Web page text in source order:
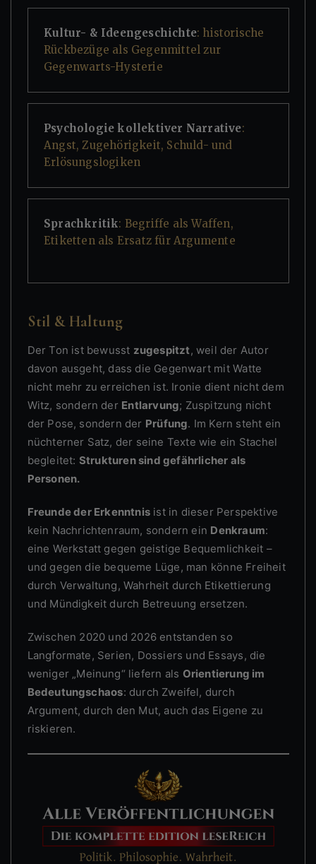
Kultur- & Ideengeschichte: historische
Rückbezüge als Gegenmittel zur
Gegenwarts-Hysterie
Psychologie kollektiver Narrative:
Angst, Zugehörigkeit, Schuld- und
Erlösungslogiken
Sprachkritik: Begriffe als Waffen,
Etiketten als Ersatz für Argumente
Stil & Haltung
Der Ton ist bewusst zugespitzt, weil der Autor
davon ausgeht, dass die Gegenwart mit Watte
nicht mehr zu erreichen ist. Ironie dient nicht dem
Witz, sondern der Entlarvung; Zuspitzung nicht
der Pose, sondern der Prüfung. Im Kern steht ein
nüchterner Satz, der seine Texte wie ein Stachel
begleitet: Strukturen sind gefährlicher als
Personen.
Freunde der Erkenntnisist in dieser Perspektive
kein Nachrichtenraum, sondern ein Denkraum:
eine Werkstatt gegen geistige Bequemlichkeit –
und gegen die bequeme Lüge, man könne Freiheit
durch Verwaltung, Wahrheit durch Etikettierung
und Mündigkeit durch Betreuung ersetzen.
Zwischen 2020 und 2026 entstanden so
Langformate, Serien, Dossiers und Essays, die
weniger „Meinung“ liefern als Orientierung im
Bedeutungschaos: durch Zweifel, durch
Argument, durch den Mut, auch das Eigene zu
riskieren.